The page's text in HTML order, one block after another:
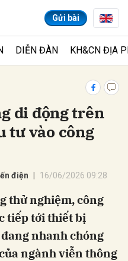
Gửi bài
DIỄN ĐÀN KH&CN ĐỊA
di động trên
tư vào công
điện 16/06/2026 09:28
thử nghiệm, công
tiếp tới thiết bị
nhanh chóng
ngành viễn thông
Hủy Gửi